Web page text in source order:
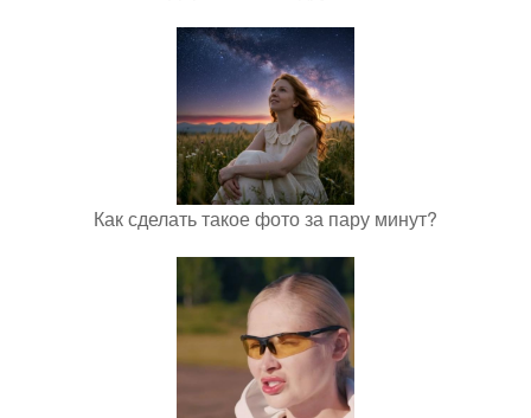
Как сделать такое фото за пару минут?